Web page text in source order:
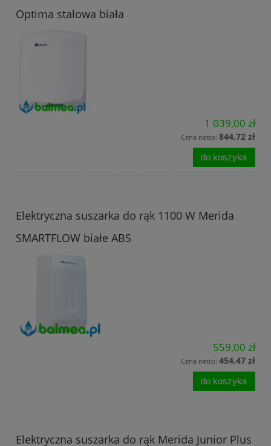
Optima stalowa biała
1 039,00 zł
Cena netto: 844,72 zł
do koszyka
Elektryczna suszarka do rąk 1100 W Merida
SMARTFLOW białe ABS
559,00 zł
Cena netto: 454,47 zł
do koszyka
Elektryczna suszarka do rąk Merida Junior Plus